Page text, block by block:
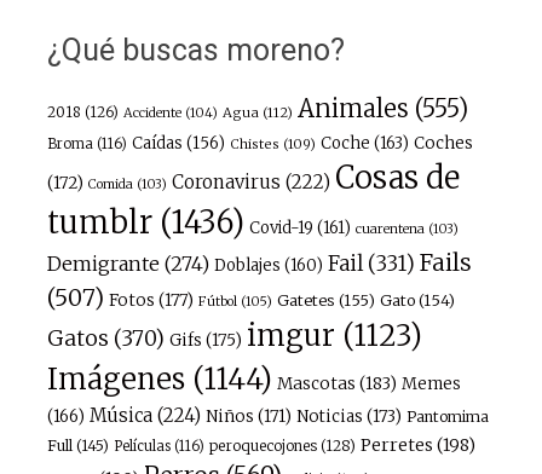
¿Qué buscas moreno?
2018 (126) Accidente(104) Agua(112) Animales (555)
Broma(116) Caídas (156) Chistes (109) Coche (163) Coches
(172) Comida(103) Coronavirus (222) Cosas de
tumblr(1436) Covid-19 (161) cuarentena(103)
Demigrante(274) Doblajes (160) Fail(331) Fails
(507) Fotos (177) Fútbol(105) Gatetes (155) Gato(154)
Gatos (370) Gifs (175) imgur (1123)
Imágenes(1144) Mascotas (183) Memes
(166) Música(224) Niños (171) Noticias (173) Pantomima
Full(145) Películas(116) peroquecojones(128) Perretes (198)